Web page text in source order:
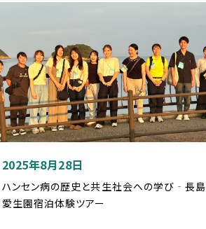
2025年8月28日
ハンセン病の歴史と共生社会への学び‐長島
愛生園宿泊体験ツアー